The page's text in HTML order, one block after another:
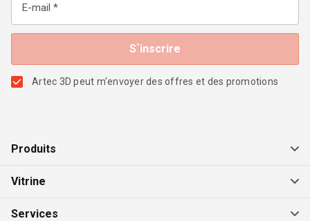
E-mail
Artec 3D peut m'envoyer des offres et des promotions
Produits
Vitrine
Services